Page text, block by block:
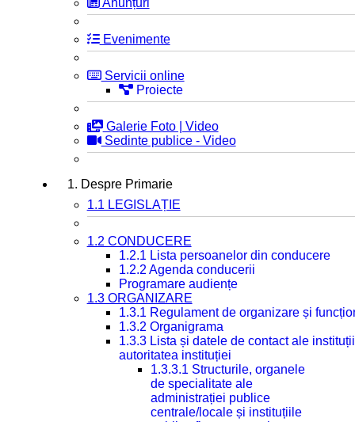
Anunțuri
Evenimente
Servicii online
Proiecte
Galerie Foto | Video
Sedinte publice - Video
1. Despre Primarie
1.1 LEGISLAȚIE
1.2 CONDUCERE
1.2.1 Lista persoanelor din conducere
1.2.2 Agenda conducerii
Programare audiențe
1.3 ORGANIZARE
1.3.1 Regulament de organizare și
1.3.2 Organigrama
1.3.3 Lista și datele de contact ale
autoritatea instituției
1.3.3.1 Structurile, organele
de specialitate ale
administrației publice
centrale/locale și instituțiile